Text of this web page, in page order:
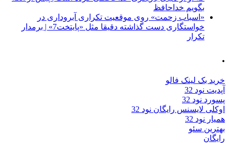
بگویم خداحافظ
«اسباب زحمت» روی موقعیت تکراری آبروداری در
خواستگاری دست گذاشته دقیقا مثل «پایتخت7» | برمدار
تکرار
.
خرید بک لینک فالو
آپدیت نود 32
پسورد نود 32
اوکلی لایسنس رایگان نود 32
همیار نود 32
بهترین سئو
رایگان